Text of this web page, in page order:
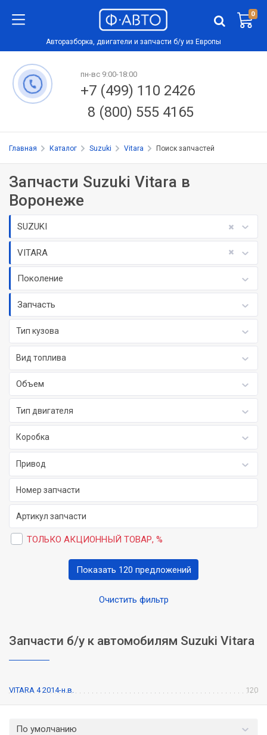
0
Авторазборка, двигатели и запчасти б/у из Европы
пн-вс 9:00-18:00
+7 (499) 110 2426
8 (800) 555 4165
Главная Каталог Suzuki Vitara Поиск запчастей
Запчасти Suzuki Vitara в
Воронеже
SUZUKI
VITARA
Поколение
Запчасть
Тип кузова
Вид топлива
Объем
Тип двигателя
Коробка
Привод
ТОЛЬКО АКЦИОННЫЙ ТОВАР, %
Очистить фильтр
Показать 120 предложений
Запчасти б/у к автомобилям Suzuki Vitara
VITARA 4 2014-н.в. 120
По умолчанию